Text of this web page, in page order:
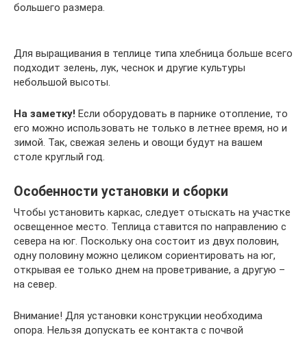
большего размера.
Для выращивания в теплице типа хлебница больше всего
подходит зелень, лук, чеснок и другие культуры
небольшой высоты.
На заметку! Если оборудовать в парнике отопление, то
его можно использовать не только в летнее время, но и
зимой. Так, свежая зелень и овощи будут на вашем
столе круглый год.
Особенности установки и сборки
Чтобы установить каркас, следует отыскать на участке
освещенное место. Теплица ставится по направлению с
севера на юг. Поскольку она состоит из двух половин,
одну половину можно целиком сориентировать на юг,
открывая ее только днем на проветривание, а другую –
на север.
Внимание! Для установки конструкции необходима
опора. Нельзя допускать ее контакта с почвой